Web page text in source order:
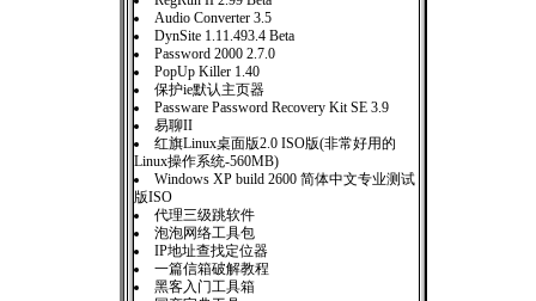
Audio Converter 3.5
DynSite 1.11.493.4 Beta
Password 2000 2.7.0
PopUp Killer 1.40
保护ie默认主页器
Passware Password Recovery Kit SE 3.9
易聊II
红旗Linux桌面版2.0 ISO版(非常好用的
Linux操作系统-560MB)
Windows XP build 2600 简体中文专业测试
版ISO
代理三级跳软件
泡泡网络工具包
IP地址查找定位器
一篇信箱破解教程
黑客入门工具箱